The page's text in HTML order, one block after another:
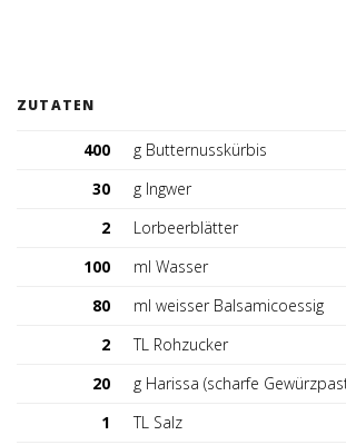
ZUTATEN
400
g Butternusskürbis
30
g Ingwer
2
Lorbeerblätter
100
ml Wasser
80
ml weisser Balsamicoessig
2
TL Rohzucker
20
g Harissa (scharfe
1
TL Salz